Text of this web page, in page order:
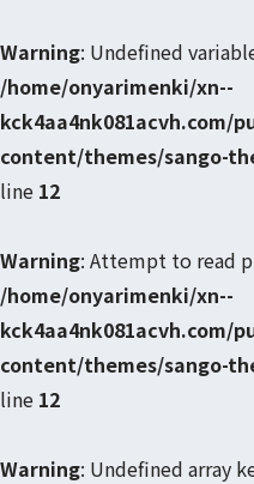
Warning: Undefined
/home/onyarimenki/xn--
kck4aa4nk081acvh.com/
content/themes/sango-
line 12
Warning: Attempt to read
/home/onyarimenki/xn--
kck4aa4nk081acvh.com/
content/themes/sango-
line 12
Warning: Undefined array